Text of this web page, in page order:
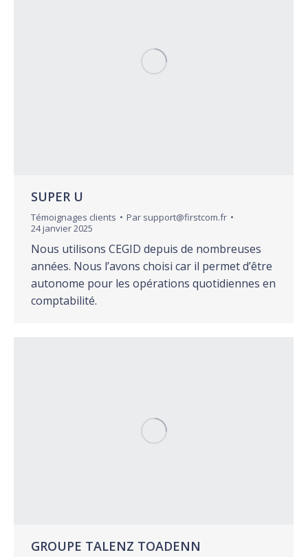
SUPER U
Témoignages clients Par support@firstcom.fr
24 janvier 2025
Nous utilisons CEGID depuis de nombreuses
années. Nous l’avons choisi car il permet d’être
autonome pour les opérations quotidiennes en
comptabilité.
GROUPE TALENZ TOADENN